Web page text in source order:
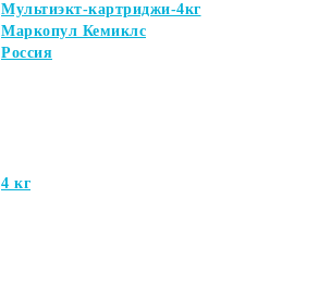
Мультиэкт-картриджи-4кг
Маркопул Кемиклс
Россия
4 кг